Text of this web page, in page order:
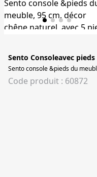
Sento console &pieds du
Code produit : 60872